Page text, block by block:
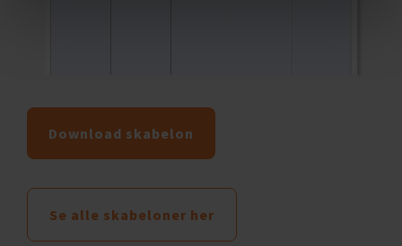
rullemenuen, hvor du kan søge på tidligere
stillingsopslag
Gør du noget, som andre ikke gør?
Download skabelon
Se alle skabeloner her